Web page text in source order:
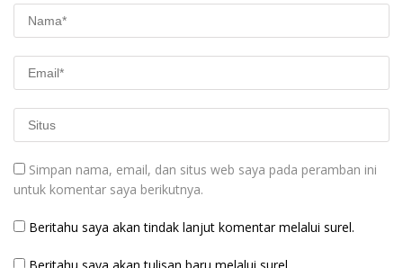
Simpan nama, email, dan situs web saya pada peramban ini
untuk komentar saya berikutnya.
Beritahu saya akan tindak lanjut komentar melalui surel.